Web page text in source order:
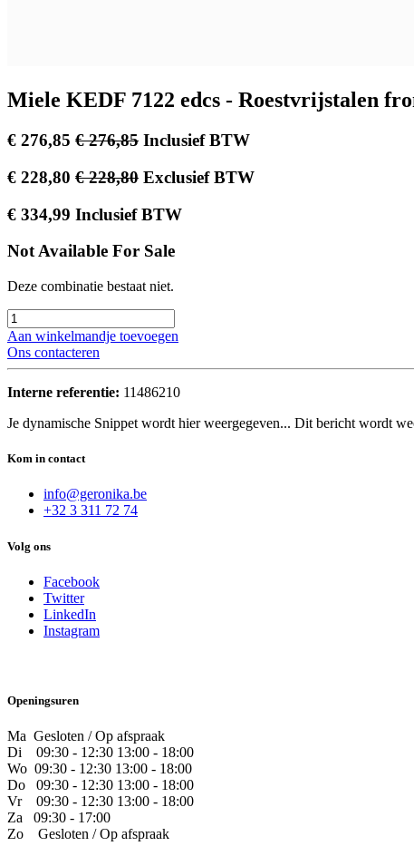
Miele KEDF 7122 edcs - Roestvrijstalen
€ 276,85 €276,85 Inclusief BTW
€ 228,80 €228,80 Exclusief BTW
€ 334,99 Inclusief BTW
Not Available For Sale
Deze combinatie bestaat niet.
Aan winkelmandje toevoegen
Ons contacteren
Interne referentie: 11486210
Je dynamische Snippet wordt hier weergegeven... Dit bericht wordt
Kom in contact
info@geronika.be
+32 3 311 72 74
Volg ons
Facebook
Twitter
LinkedIn
Instagram
Openingsuren
Ma Gesloten / Op afspraak
Di 09:30 - 12:30 13:00 - 18:00
Wo 09:30 - 12:30 13:00 - 18:00
Do ​09:30 - 12:30 13:00 - 18:00
Vr ​09:30 - 12:30 13:00 - 18:00
Za 09:30 - 17:00
Zo
​Gesloten / Op afspraak